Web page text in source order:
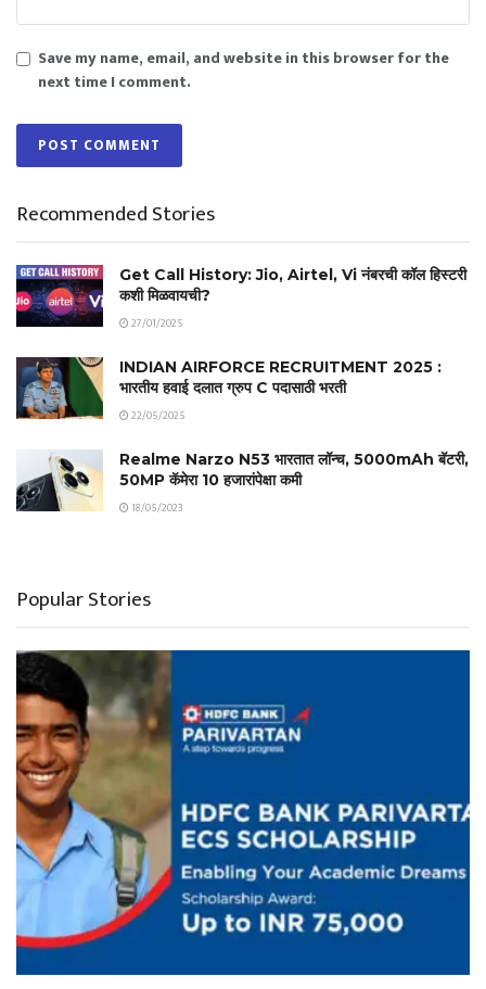
Save my name, email, and website in this browser for the
next time I comment.
Recommended Stories
Get Call History: Jio, Airtel, Vi नंबरची कॉल हिस्टरी
कशी मिळवायची?
27/01/2025
INDIAN AIRFORCE RECRUITMENT 2025 :
भारतीय हवाई दलात ग्रुप C पदासाठी भरती
22/05/2025
Realme Narzo N53 भारतात लॉन्च, 5000mAh बॅटरी,
50MP कॅमेरा 10 हजारांपेक्षा कमी
18/05/2023
Popular Stories